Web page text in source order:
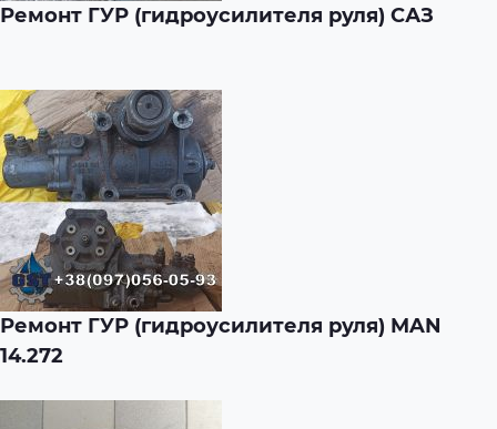
Ремонт ГУР (гидроусилителя руля) САЗ
Ремонт ГУР (гидроусилителя руля) MAN
14.272